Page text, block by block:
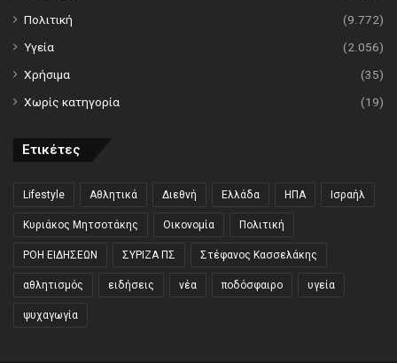
Πολιτική
(9.772)
Υγεία
(2.056)
Χρήσιμα
(35)
Χωρίς κατηγορία
(19)
Ετικέτες
Lifestyle Αθλητικά Διεθνή Ελλάδα ΗΠΑ Ισραήλ
Κυριάκος Μητσοτάκης Οικονομία Πολιτική
ΡΟΗ ΕΙΔΗΣΕΩΝ ΣΥΡΙΖΑ ΠΣ Στέφανος Κασσελάκης
αθλητισμός ειδήσεις νέα ποδόσφαιρο υγεία
ψυχαγωγία